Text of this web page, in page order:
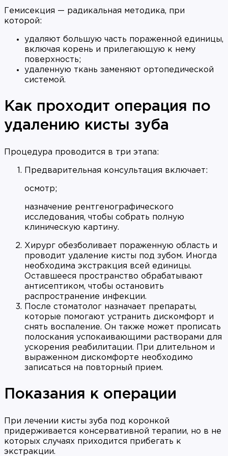
Гемисекция — радикальная методика, при
которой:
удаляют большую часть пораженной единицы,
включая корень и прилегающую к нему
поверхность;
удаленную ткань заменяют ортопедической
системой.
Как проходит операция по
удалению кисты зуба
Процедура проводится в три этапа:
Предварительная консультация включает:
осмотр;
назначение рентгенографического
исследования, чтобы собрать полную
клиническую картину.
Хирург обезболивает пораженную область и
проводит удаление кисты под зубом. Иногда
необходима экстракция всей единицы.
Оставшееся пространство обрабатывают
антисептиком, чтобы остановить
распространение инфекции.
После стоматолог назначает препараты,
которые помогают устранить дискомфорт и
снять воспаление. Он также может прописать
полоскания успокаивающими растворами для
ускорения реабилитации. При длительном и
выраженном дискомфорте необходимо
записаться на повторный прием.
Показания к операции
При лечении кисты зуба под коронкой
придерживается консервативной терапии, но в не
которых случаях приходится прибегать к
экстракции.